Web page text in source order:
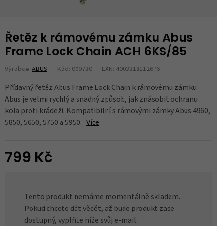
Řetěz k rámovému zámku Abus
Frame Lock Chain ACH 6KS/85
Výrobce: ABUS Kód: 009730 EAN: 4003318112676
Přídavný řetěz Abus Frame Lock Chain k rámovému zámku
Abus je velmi rychlý a snadný způsob, jak znásobit ochranu
kola proti krádeži. Kompatibilní s rámovými zámky Abus 4960,
5850, 5650, 5750 a 5950. Více
799 Kč
Tento produkt nemáme momentálně skladem.
Pokud chcete dát vědět, až bude produkt zase
dostupný, vyplňte níže svůj e-mail.